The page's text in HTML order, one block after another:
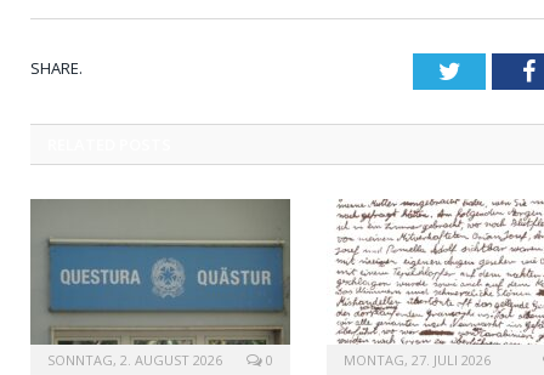
SHARE. Twitter
SONNTAG, 2. AUGUST 2026 0 MONTAG, 27. JULI 2026